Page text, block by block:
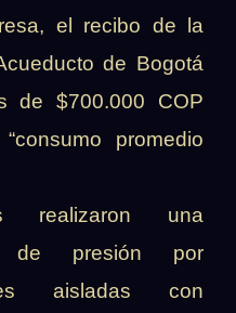
el recibo de la
de Bogotá
de $700.000 COP
promedio
realizaron una
de presión por
aisladas con